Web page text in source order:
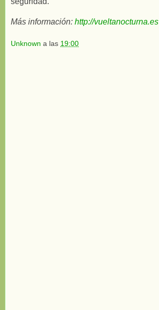
Más información: http://vueltanocturna.es
Unknown a las 19:00